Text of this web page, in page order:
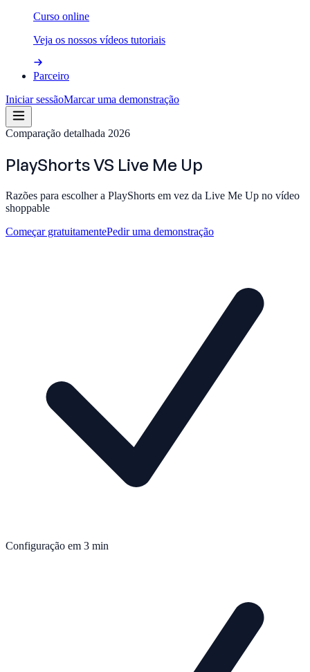
Curso online
Veja os nossos vídeos tutoriais
Parceiro
Iniciar sessãoMarcar uma demonstração
Comparação detalhada 2026
PlayShortsVS Live Me Up
Razões para escolher a PlayShorts em vez da Live Me Up no vídeo
shoppable
Começar gratuitamentePedir uma demonstração
Configuração em 3 min